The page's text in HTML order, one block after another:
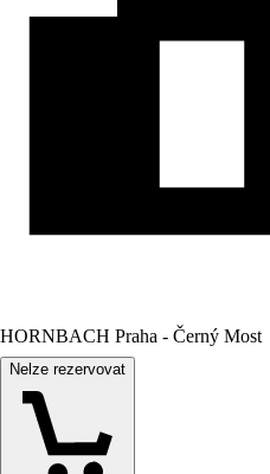
HORNBACH Praha - Černý Most
Nelze rezervovat